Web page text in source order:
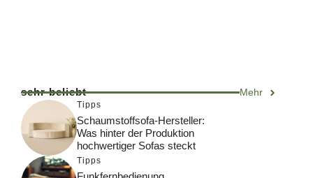
sehr beliebt Mehr
Tipps
Schaumstoffsofa-Hersteller:
Was hinter der Produktion
hochwertiger Sofas steckt
Tipps